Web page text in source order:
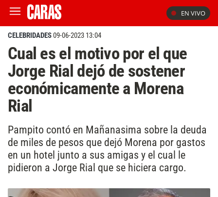
EN VIVO
CELEBRIDADES09-06-2023 13:04
Cual es el motivo por el que
Jorge Rial dejó de sostener
económicamente a Morena
Rial
Pampito contó en Mañanasima sobre la deuda
de miles de pesos que dejó Morena por gastos
en un hotel junto a sus amigas y el cual le
pidieron a Jorge Rial que se hiciera cargo.